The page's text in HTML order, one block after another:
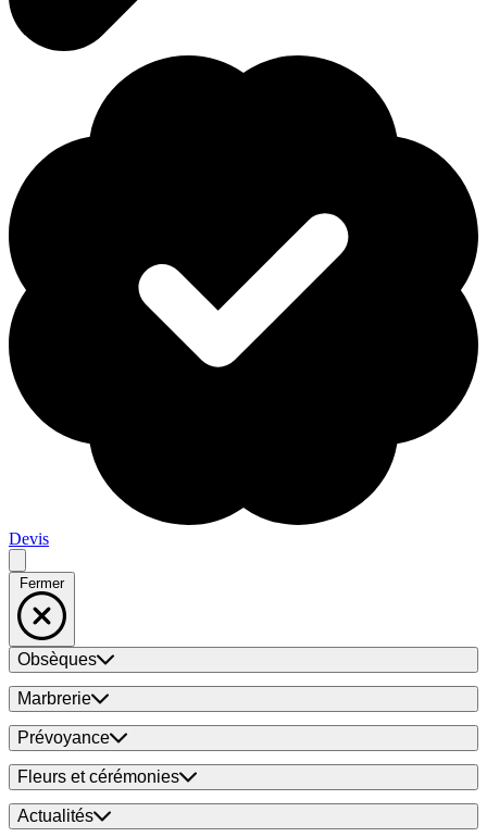
Devis
Fermer
Obsèques
Marbrerie
Prévoyance
Fleurs et cérémonies
Actualités